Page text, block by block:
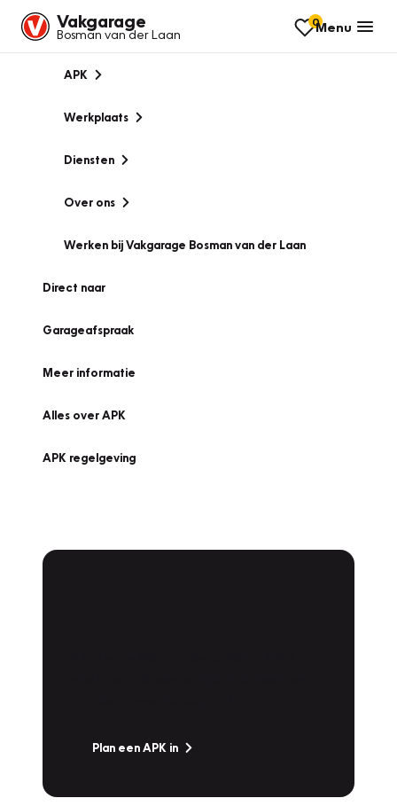
Vakgarage
Bosman van der Laan
0Menu
APK
Werkplaats
Diensten
Over ons
Werken bij Vakgarage Bosman van der Laan
Direct naar
Garageafspraak
Meer informatie
Alles over APK
APK regelgeving
Plan een APK in